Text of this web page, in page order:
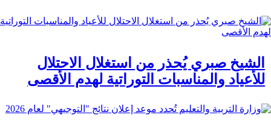
الشيخ صبري يُحذر من استغلال الاحتلال
للأعياد والمناسبات التوراتية لهدم الأقصى